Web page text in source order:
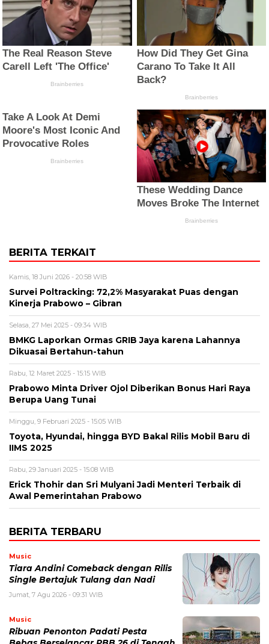
BERITA TERKAIT
Kamis, 18 Juni 2026 - 20:58 WIB
Survei Poltracking: 72,2% Masyarakat Puas dengan
Kinerja Prabowo – Gibran
Selasa, 27 Mei 2025 - 09:34 WIB
BMKG Laporkan Ormas GRIB Jaya karena Lahannya
Dikuasai Bertahun-tahun
Rabu, 12 Maret 2025 - 15:15 WIB
Prabowo Minta Driver Ojol Diberikan Bonus Hari Raya
Berupa Uang Tunai
Minggu, 9 Februari 2025 - 15:05 WIB
Toyota, Hyundai, hingga BYD Bakal Rilis Mobil Baru di
IIMS 2025
Rabu, 29 Januari 2025 - 15:08 WIB
Erick Thohir dan Sri Mulyani Jadi Menteri Terbaik di
Awal Pemerintahan Prabowo
BERITA TERBARU
Music
Tiara Andini Comeback dengan Rilis
Single Bertajuk Tulang dan Nadi
Jumat, 7 Agu 2026 - 09:31 WIB
Music
Ribuan Penonton Padati Pesta